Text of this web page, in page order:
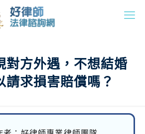
對方外遇，不想結婚
請求損害賠償嗎？